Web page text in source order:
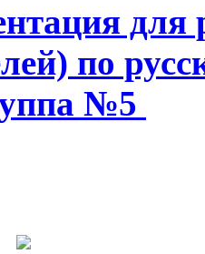
для
по
№5